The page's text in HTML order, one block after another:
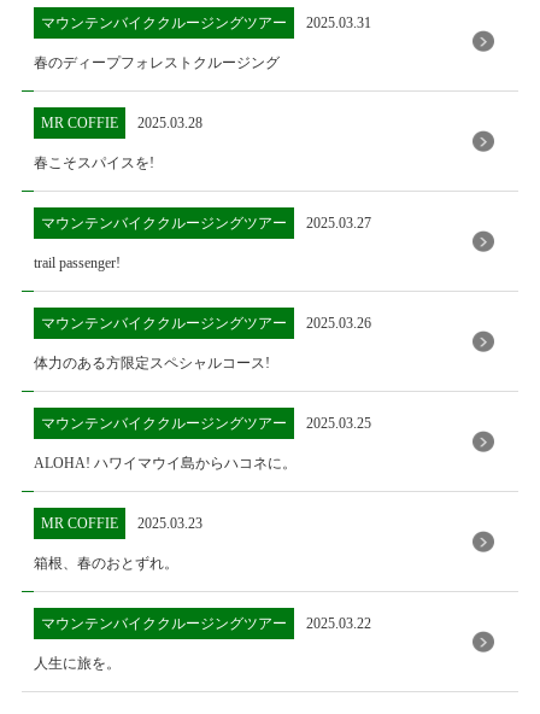
マウンテンバイククルージングツアー 2025.03.31
春のディープフォレストクルージング
MR COFFIE 2025.03.28
春こそスパイスを!
マウンテンバイククルージングツアー 2025.03.27
trail passenger!
マウンテンバイククルージングツアー 2025.03.26
体力のある方限定スペシャルコース!
マウンテンバイククルージングツアー 2025.03.25
ALOHA! ハワイマウイ島からハコネに。
MR COFFIE 2025.03.23
箱根、春のおとずれ。
マウンテンバイククルージングツアー 2025.03.22
人生に旅を。